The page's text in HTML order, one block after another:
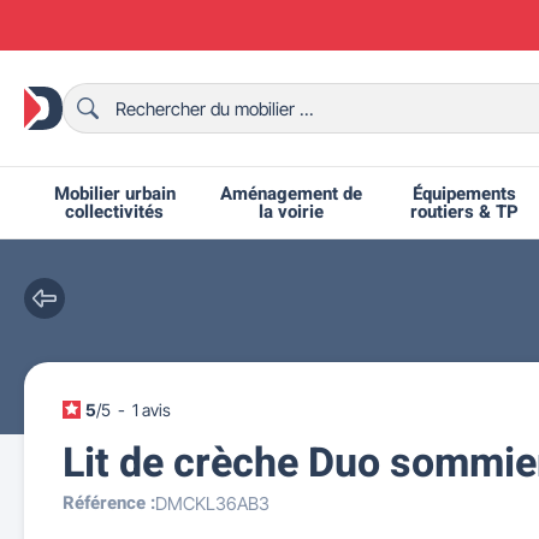
Mobilier urbain
collectivités
Aménagement de
la voirie
Bornes et potelets urbains
Équipements
routiers & TP
Ralentisseurs routiers
Grilles d'exposition
Fêtes et événements
Chaises de collectivité
Mobilier intérieur CHR
Chaises et bancs scolaires
Tables de ping-pong
5/5 - 1 avis
Lit de crèche Duo
Référence :DMCKL36AB3